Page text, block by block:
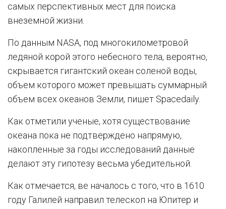
самых перспективных мест для поиска
внеземной жизни.
По данным NASA, под многокилометровой
ледяной корой этого небесного тела, вероятно,
скрывается гигантский океан соленой воды,
объем которого может превышать суммарный
объем всех океанов Земли, пишет Spacedaily.
Как отметили ученые, хотя существование
океана пока не подтверждено напрямую,
накопленные за годы исследований данные
делают эту гипотезу весьма убедительной.
Как отмечается, ве началось с того, что в 1610
году Галилей направил телескоп на Юпитер и